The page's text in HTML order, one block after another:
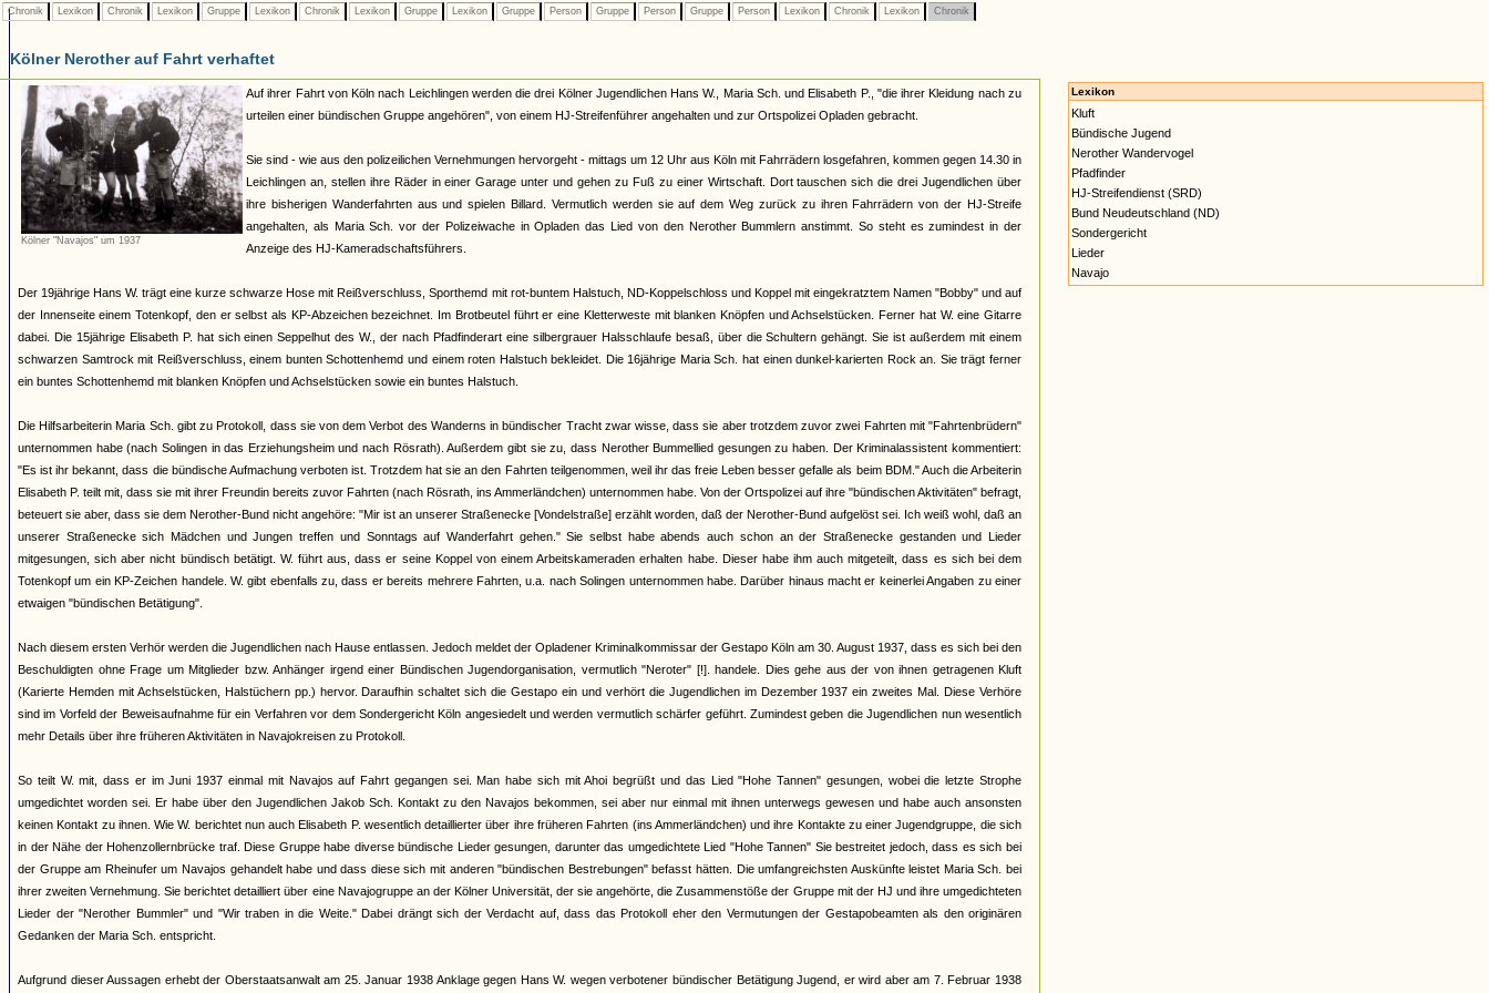
Chronik Lexikon Chronik Lexikon Gruppe Lexikon Chronik Lexikon Gruppe Lexikon Gruppe Person Gruppe Person Gruppe Person Lexikon Chronik Lexikon Chronik
Kölner Nerother auf Fahrt verhaftet
Kölner "Navajos" um 1937
Auf ihrer Fahrt von Köln nach Leichlingen werden die drei Kölner Jugendlichen Hans W., Maria Sch. und Elisabeth P., "die ihrer Kleidung nach zu
urteilen einer bündischen Gruppe angehören", von einem HJ-Streifenführer angehalten und zur Ortspolizei Opladen gebracht.
Sie sind - wie aus den polizeilichen Vernehmungen hervorgeht - mittags um 12 Uhr aus Köln mit Fahrrädern losgefahren, kommen gegen 14.30 in
Leichlingen an, stellen ihre Räder in einer Garage unter und gehen zu Fuß zu einer Wirtschaft. Dort tauschen sich die drei Jugendlichen über
ihre bisherigen Wanderfahrten aus und spielen Billard. Vermutlich werden sie auf dem Weg zurück zu ihren Fahrrädern von der HJ-Streife
angehalten, als Maria Sch. vor der Polizeiwache in Opladen das Lied von den Nerother Bummlern anstimmt. So steht es zumindest in der
Anzeige des HJ-Kameradschaftsführers.
Der 19jährige Hans W. trägt eine kurze schwarze Hose mit Reißverschluss, Sporthemd mit rot-buntem Halstuch, ND-Koppelschloss und Koppel mit eingekratztem Namen "Bobby" und auf
der Innenseite einem Totenkopf, den er selbst als KP-Abzeichen bezeichnet. Im Brotbeutel führt er eine Kletterweste mit blanken Knöpfen und Achselstücken. Ferner hat W. eine Gitarre
dabei. Die 15jährige Elisabeth P. hat sich einen Seppelhut des W., der nach Pfadfinderart eine silbergrauer Halsschlaufe besaß, über die Schultern gehängt. Sie ist außerdem mit einem
schwarzen Samtrock mit Reißverschluss, einem bunten Schottenhemd und einem roten Halstuch bekleidet. Die 16jährige Maria Sch. hat einen dunkel-karierten Rock an. Sie trägt ferner
ein buntes Schottenhemd mit blanken Knöpfen und Achselstücken sowie ein buntes Halstuch.
Die Hilfsarbeiterin Maria Sch. gibt zu Protokoll, dass sie von dem Verbot des Wanderns in bündischer Tracht zwar wisse, dass sie aber trotzdem zuvor zwei Fahrten mit "Fahrtenbrüdern"
unternommen habe (nach Solingen in das Erziehungsheim und nach Rösrath). Außerdem gibt sie zu, dass Nerother Bummellied gesungen zu haben. Der Kriminalassistent kommentiert:
"Es ist ihr bekannt, dass die bündische Aufmachung verboten ist. Trotzdem hat sie an den Fahrten teilgenommen, weil ihr das freie Leben besser gefalle als beim BDM." Auch die Arbeiterin
Elisabeth P. teilt mit, dass sie mit ihrer Freundin bereits zuvor Fahrten (nach Rösrath, ins Ammerländchen) unternommen habe. Von der Ortspolizei auf ihre "bündischen Aktivitäten" befragt,
beteuert sie aber, dass sie dem Nerother-Bund nicht angehöre: "Mir ist an unserer Straßenecke [Vondelstraße] erzählt worden, daß der Nerother-Bund aufgelöst sei. Ich weiß wohl, daß an
unserer Straßenecke sich Mädchen und Jungen treffen und Sonntags auf Wanderfahrt gehen." Sie selbst habe abends auch schon an der Straßenecke gestanden und Lieder
mitgesungen, sich aber nicht bündisch betätigt. W. führt aus, dass er seine Koppel von einem Arbeitskameraden erhalten habe. Dieser habe ihm auch mitgeteilt, dass es sich bei dem
Totenkopf um ein KP-Zeichen handele. W. gibt ebenfalls zu, dass er bereits mehrere Fahrten, u.a. nach Solingen unternommen habe. Darüber hinaus macht er keinerlei Angaben zu einer
etwaigen "bündischen Betätigung".
Nach diesem ersten Verhör werden die Jugendlichen nach Hause entlassen. Jedoch meldet der Opladener Kriminalkommissar der Gestapo Köln am 30. August 1937, dass es sich bei den
Beschuldigten ohne Frage um Mitglieder bzw. Anhänger irgend einer Bündischen Jugendorganisation, vermutlich "Neroter" [!]. handele. Dies gehe aus der von ihnen getragenen Kluft
(Karierte Hemden mit Achselstücken, Halstüchern pp.) hervor. Daraufhin schaltet sich die Gestapo ein und verhört die Jugendlichen im Dezember 1937 ein zweites Mal. Diese Verhöre
sind im Vorfeld der Beweisaufnahme für ein Verfahren vor dem Sondergericht Köln angesiedelt und werden vermutlich schärfer geführt. Zumindest geben die Jugendlichen nun wesentlich
mehr Details über ihre früheren Aktivitäten in Navajokreisen zu Protokoll.
So teilt W. mit, dass er im Juni 1937 einmal mit Navajos auf Fahrt gegangen sei. Man habe sich mit Ahoi begrüßt und das Lied "Hohe Tannen" gesungen, wobei die letzte Strophe
umgedichtet worden sei. Er habe über den Jugendlichen Jakob Sch. Kontakt zu den Navajos bekommen, sei aber nur einmal mit ihnen unterwegs gewesen und habe auch ansonsten
keinen Kontakt zu ihnen. Wie W. berichtet nun auch Elisabeth P. wesentlich detaillierter über ihre früheren Fahrten (ins Ammerländchen) und ihre Kontakte zu einer Jugendgruppe, die sich
in der Nähe der Hohenzollernbrücke traf. Diese Gruppe habe diverse bündische Lieder gesungen, darunter das umgedichtete Lied "Hohe Tannen" Sie bestreitet jedoch, dass es sich bei
der Gruppe am Rheinufer um Navajos gehandelt habe und dass diese sich mit anderen "bündischen Bestrebungen" befasst hätten. Die umfangreichsten Auskünfte leistet Maria Sch. bei
ihrer zweiten Vernehmung. Sie berichtet detailliert über eine Navajogruppe an der Kölner Universität, der sie angehörte, die Zusammenstöße der Gruppe mit der HJ und ihre umgedichteten
Lieder der "Nerother Bummler" und "Wir traben in die Weite." Dabei drängt sich der Verdacht auf, dass das Protokoll eher den Vermutungen der Gestapobeamten als den originären
Gedanken der Maria Sch. entspricht.
Aufgrund dieser Aussagen erhebt der Oberstaatsanwalt am 25. Januar 1938 Anklage gegen Hans W. wegen verbotener bündischer Betätigung Jugend, er wird aber am 7. Februar 1938
Lexikon
Kluft
Bündische Jugend
Nerother Wandervogel
Pfadfinder
HJ-Streifendienst (SRD)
Bund Neudeutschland (ND)
Sondergericht
Lieder
Navajo